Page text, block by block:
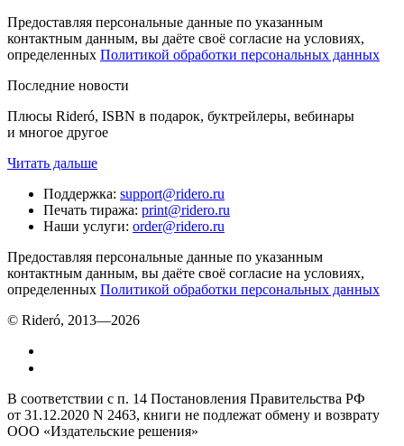
Предоставляя персональные данные по указанным
контактным данным, вы даёте своё согласие на условиях,
определенных Политикой обработки персональных данных
Последние новости
Плюсы Rideró, ISBN в подарок, буктрейлеры, вебинары
и многое другое
Читать дальше
Поддержка: support@ridero.ru
Печать тиража: print@ridero.ru
Наши услуги: order@ridero.ru
Предоставляя персональные данные по указанным
контактным данным, вы даёте своё согласие на условиях,
определенных Политикой обработки персональных данных
© Rideró, 2013—2026
В соответствии с п. 14 Постановления Правительства РФ
от 31.12.2020 N 2463, книги не подлежат обмену и возврату
ООО «Издательские решения»